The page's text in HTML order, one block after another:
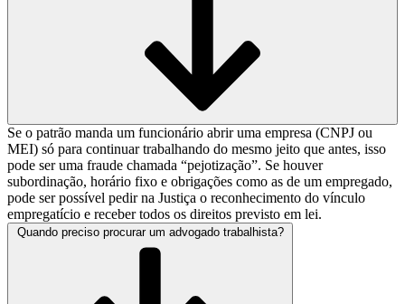
Se o patrão manda um funcionário abrir uma empresa (CNPJ ou
MEI) só para continuar trabalhando do mesmo jeito que antes, isso
pode ser uma fraude chamada “pejotização”. Se houver
subordinação, horário fixo e obrigações como as de um empregado,
pode ser possível pedir na Justiça o reconhecimento do vínculo
empregatício e receber todos os direitos previsto em lei.
Quando preciso procurar um advogado trabalhista?